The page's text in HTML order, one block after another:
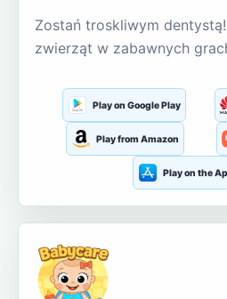
Zostań troskliwym
zwierząt w zabawnych
Play on Google Play
Play from Amazon
Play on the